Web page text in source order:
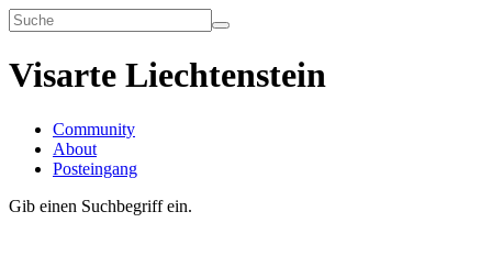
Visarte Liechtenstein
Community
About
Posteingang
Gib einen Suchbegriff ein.